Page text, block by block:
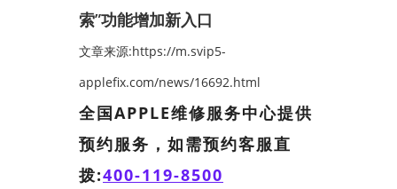
索”功能增加新入口
文章来源:https://m.svip5-
applefix.com/news/16692.html
全国APPLE维修服务中心提供
预约服务，如需预约客服直
拨:400-119-8500